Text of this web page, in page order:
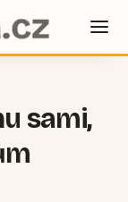
sami,